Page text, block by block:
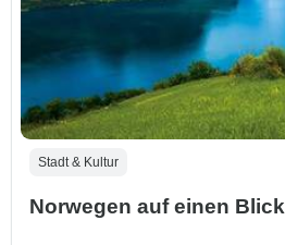
Stadt & Kultur
Norwegen auf einen Blick